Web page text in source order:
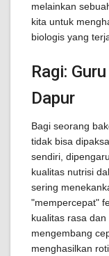
melainkan
kita untuk
biologis yang
Ragi:
Dapur
Bagi seorang
tidak bisa
sendiri,
kualitas nutrisi
sering
"mempercepat"
kualitas rasa
mengembang
menghasilkan